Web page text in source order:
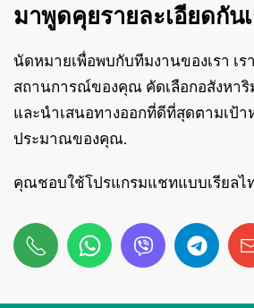
มาพูดคุยรายละเอียดกัน
นัดหมายเพื่อพบกับทีมงานของเรา เร
สถานการณ์ของคุณ คัดเลือกอสังหาริ
และนำเสนอทางออกที่ดีที่สุดตามเป้า
ประมาณของคุณ.
คุณชอบใช้โปรแกรมแชทแบบเรียลไ